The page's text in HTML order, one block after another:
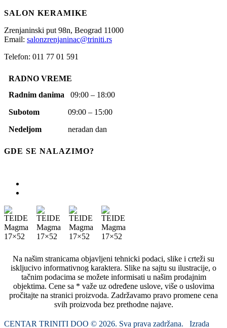
SALON KERAMIKE
Zrenjaninski put 98n, Beograd 11000
Email: salonzrenjaninac@triniti.rs
Telefon: 011 77 01 591
RADNO VREME
Radnim danima 09:00 – 18:00
Subotom 09:00 – 15:00
Nedeljom neradan dan
GDE SE NALAZIMO?
Na našim stranicama objavljeni tehnicki podaci, slike i crteži su
iskljucivo informativnog karaktera. Slike na sajtu su ilustracije, o
tačnim podacima se možete informisati u našim prodajnim
objektima. Cene sa * važe uz određene uslove, više o uslovima
pročitajte na stranici proizvoda. Zadržavamo pravo promene cena
svih proizvoda bez prethodne najave.
CENTAR TRINITI DOO © 2026. Sva prava zadržana. Izrada